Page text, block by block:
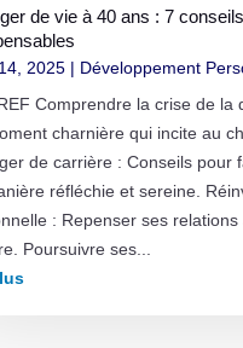
de vie à 40 ans : 7 conseils
2025| Développement
Comprendre la crise de la
charnière qui incite au
de carrière : Conseils pour
réfléchie et sereine.
: Repenser ses
Poursuivre ses...